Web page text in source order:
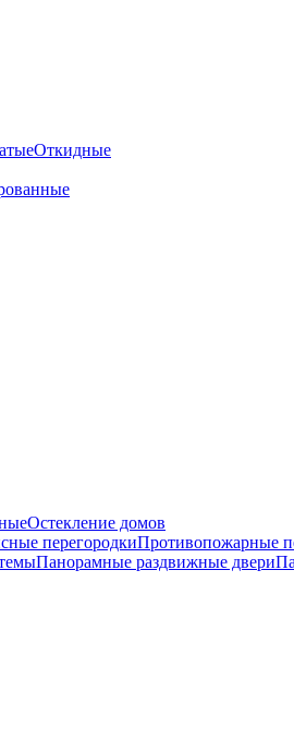
Откидные
Остекление домов
перегородкиПротивопожарные
Панорамные раздвижные двери